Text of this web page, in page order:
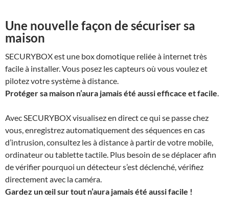
Une nouvelle façon de sécuriser sa
maison
SECURYBOXest une box domotique reliée à internet très
facile à installer. Vous posez les capteurs où vous voulez et
pilotez votre système à distance.
Protéger sa maison n’aura jamais été aussi efficace et facile
Avec SECURYBOXvisualisez en direct ce qui se passe chez
vous, enregistrez automatiquement des séquences en cas
d’intrusion, consultez les à distance à partir de votre mobile,
ordinateur ou tablette tactile. Plus besoin de se déplacer afin
de vérifier pourquoi un détecteur s’est déclenché, vérifiez
directement avec la caméra.
Gardez un œil sur tout n’aura jamais été aussi facile !